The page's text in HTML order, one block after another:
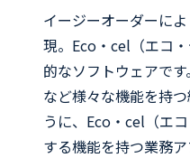
イージーオーダーに
現。Eco・cel（エコ
的なソフトウェアで
など様々な機能を持
うに、Eco・cel（エ
する機能を持つ業務